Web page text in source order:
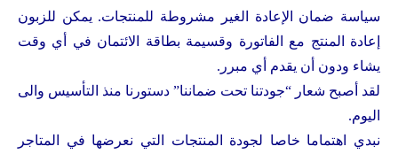
سياسة ضمان الإعادة الغير مشروطة للمنتجات. يمكن للزبون
إعادة المنتج مع الفاتورة وقسيمة بطاقة الائتمان في أي وقت
يشاء ودون أن يقدم أي مبرر.
لقد أصبح شعار “جودتنا تحت ضماننا” دستورنا منذ التأسيس والى
اليوم.
نبدي اهتماما خاصا لجودة المنتجات التي نعرضها في المتاجر